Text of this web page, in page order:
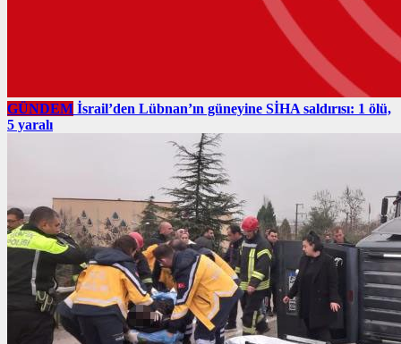
GÜNDEM İsrail’den Lübnan’ın güneyine SİHA saldırısı: 1 ölü,
5 yaralı